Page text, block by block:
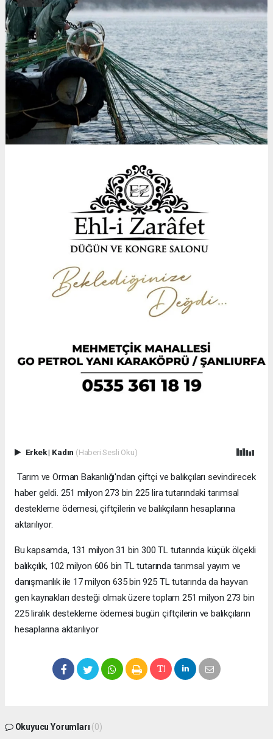
Erkek| Kadın (Haberi Sesli Oku)
Tarım ve Orman Bakanlığı'ndan çiftçi ve balıkçıları sevindirecek
haber geldi. 251 milyon 273 bin 225 lira tutarındaki tarımsal
destekleme ödemesi, çiftçilerin ve balıkçıların hesaplarına
aktarılıyor.
Bu kapsamda, 131 milyon 31 bin 300 TL tutarında küçük ölçekli
balıkçılık, 102 milyon 606 bin TL tutarında tarımsal yayım ve
danışmanlık ile 17 milyon 635 bin 925 TL tutarında da hayvan
gen kaynakları desteği olmak üzere toplam 251 milyon 273 bin
225 liralık destekleme ödemesi bugün çiftçilerin ve balıkçıların
hesaplarına aktarılıyor ​
Okuyucu Yorumları (0)